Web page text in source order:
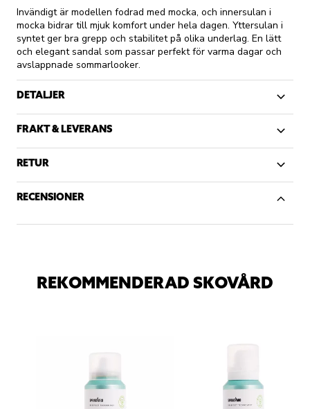
Invändigt är modellen fodrad med mocka, och innersulan i
mocka bidrar till mjuk komfort under hela dagen. Yttersulan i
syntet ger bra grepp och stabilitet på olika underlag. En lätt
och elegant sandal som passar perfekt för varma dagar och
avslappnade sommarlooker.
DETALJER
FRAKT & LEVERANS
RETUR
RECENSIONER
REKOMMENDERAD SKOVÅRD